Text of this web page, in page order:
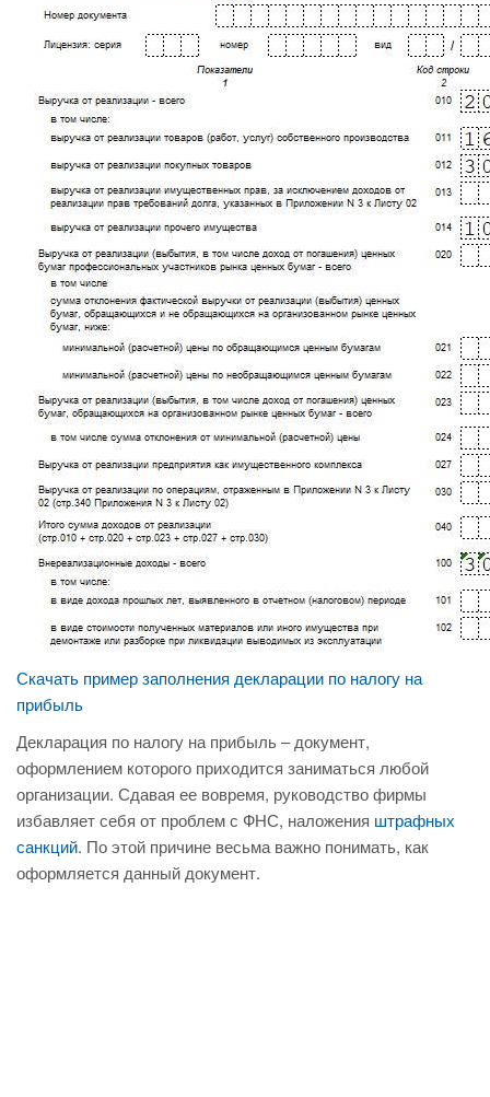
Скачать пример заполнения декларации по налогу на
прибыль
Декларация по налогу на прибыль – документ,
оформлением которого приходится заниматься любой
организации. Сдавая ее вовремя, руководство фирмы
избавляет себя от проблем с ФНС, наложения штрафных
санкций. По этой причине весьма важно понимать, как
оформляется данный документ.